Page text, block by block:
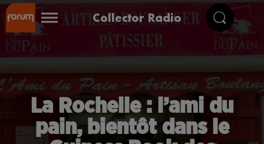
Collector Radio
La Rochelle : l’ami du
pain, bientôt dans le